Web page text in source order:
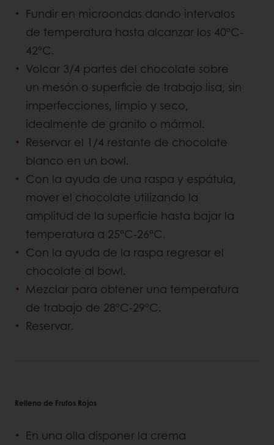
Fundir en microondas dando intervalos
de temperatura hasta alcanzar los 40ºC-
42ºC.
Volcar 3/4 partes del chocolate sobre
un mesón o superficie de trabajo lisa, sin
imperfecciones, limpio y seco,
idealmente de granito o mármol.
Reservar el 1/4 restante de chocolate
blanco en un bowl.
Con la ayuda de una raspa y espátula,
mover el chocolate utilizando la
amplitud de la superficie hasta bajar la
temperatura a 25ºC-26ºC.
Con la ayuda de la raspa regresar el
chocolate al bowl.
Mezclar para obtener una temperatura
de trabajo de 28ºC-29ºC.
Reservar.
Relleno de Frutos Rojos
En una olla disponer la crema